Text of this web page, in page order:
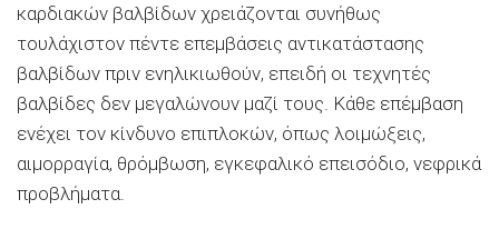
καρδιακών βαλβίδων χρειάζονται συνήθως
τουλάχιστον πέντε επεμβάσεις αντικατάστασης
βαλβίδων πριν ενηλικιωθούν, επειδή οι τεχνητές
βαλβίδες δεν μεγαλώνουν μαζί τους. Κάθε επέμβαση
ενέχει τον κίνδυνο επιπλοκών, όπως λοιμώξεις,
αιμορραγία, θρόμβωση, εγκεφαλικό επεισόδιο, νεφρικά
προβλήματα.